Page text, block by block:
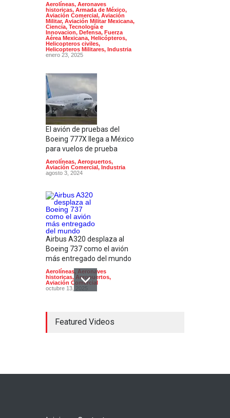
Aerolíneas, Aeronaves
historicas, Armada de México,
Aviación Comercial, Aviación
Militar, Aviación Militar Mexicana,
Ciencia, Tecnología e
Innovacion, Defensa, Fuerza
Aérea Mexicana, Helicópteros,
Helicopteros civiles,
Helicopteros Militares, Industria
enero 23, 2025
El avión de pruebas del
Boeing 777X llega a México
para vuelos de prueba
Aerolíneas, Aeropuertos,
Aviación Comercial, Industria
agosto 3, 2024
Airbus A320 desplaza al
Boeing 737 como el avión
más entregado del mundo
Aerolíneas, Aeronaves
historicas, Aeropuertos,
Aviación Comercial
octubre 13, 2025
slots de aerolíneas
Featured Videos